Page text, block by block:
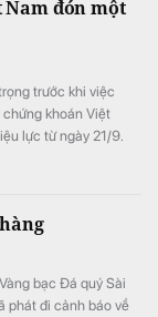
Nam đón một
trước khi việc
khoán Việt
lực từ ngày 21/9.
bạc Đá quý Sài
phát đi cảnh báo về